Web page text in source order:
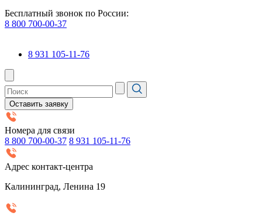
Бесплатный звонок по России:
8 800 700-00-37
8 931 105-11-76
Оставить заявку
Номера для связи
8 800 700-00-37 8 931 105-11-76
Адрес контакт-центра
Калининград, Ленина 19